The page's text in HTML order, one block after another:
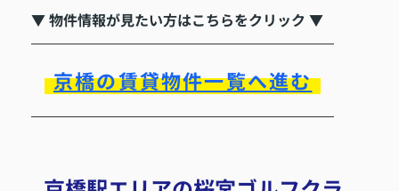
▼ 物件情報が見たい方はこちらをクリック ▼
京橋の賃貸物件一覧へ進む